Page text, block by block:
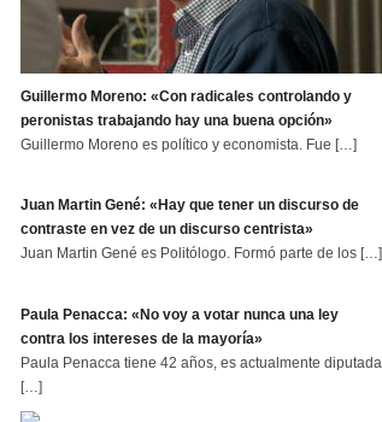
Guillermo Moreno: «Con radicales controlando y
peronistas trabajando hay una buena opción»
Guillermo Moreno es político y economista. Fue […]
Juan Martin Gené: «Hay que tener un discurso de
contraste en vez de un discurso centrista»
Juan Martin Gené es Politólogo. Formó parte de los […]
Paula Penacca: «No voy a votar nunca una ley
contra los intereses de la mayoría»
Paula Penacca tiene 42 años, es actualmente diputada
[…]